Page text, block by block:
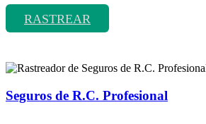
RASTREAR
Seguros de R.C. Profesional